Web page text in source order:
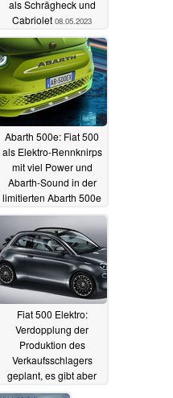
als Schrägheck und
Cabriolet 08.05.2023
Abarth 500e: Fiat 500
als Elektro-Rennknirps
mit viel Power und
Abarth-Sound in der
limitierten Abarth 500e
Scorpionissima
Launch Edition
24.11.2022
Fiat 500 Elektro:
Verdopplung der
Produktion des
Verkaufsschlagers
geplant, es gibt aber
einen Haken22.09.2022